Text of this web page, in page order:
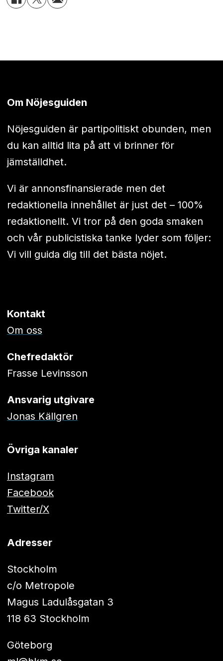
Om Nöjesguiden
Nöjesguiden är partipolitiskt obunden, men
du kan alltid lita på att vi brinner för
jämställdhet.
Vi är annonsfinansierade men det
redaktionella innehållet är just det – 100%
redaktionellt. Vi tror på den goda smaken
och vår publicistiska tanke lyder som följer:
Vi vill guida dig till det bästa nöjet.
Kontakt
Om oss
Chefredaktör
Frasse Levinsson
Ansvarig utgivare
Jonas Källgren
Övriga kanaler
Instagram
Facebook
Twitter/X
Adresser
Stockholm
c/o Metropole
Magus Ladulåsgatan 3
118 63 Stockholm
Göteborg